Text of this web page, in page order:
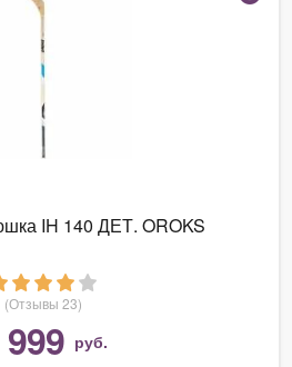
IH 140 ДЕТ. OROKS
(Отзывы 23)
999 руб.